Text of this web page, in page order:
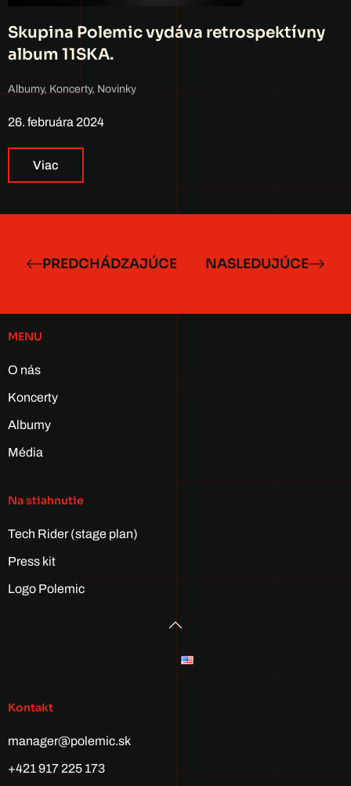
Skupina Polemic vydáva retrospektívny
album 11SKA.
Albumy, Koncerty,Novinky
26. februára 2024
Viac
PREDCHÁDZAJÚCE NASLEDUJÚCE
MENU
O nás
Koncerty
Albumy
Média
Na stiahnutie
Tech Rider (stage plan)
Press kit
Logo Polemic
Kontakt
manager@polemic.sk
+421 917 225 173